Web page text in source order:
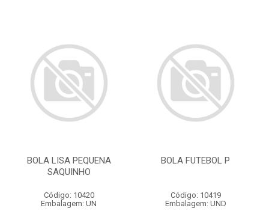
BOLA LISA PEQUENA
SAQUINHO
Código: 10420
Embalagem: UN
BOLA FUTEBOL P
Código: 10419
Embalagem: UND